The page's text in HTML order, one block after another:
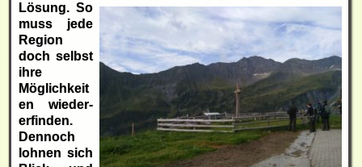
Lösung. So
muss jede
Region
doch selbst
ihre
Möglichkeit
en wieder-
erfinden.
Dennoch
lohnen sich